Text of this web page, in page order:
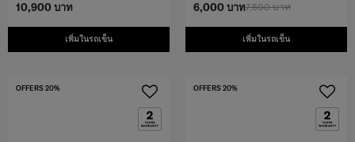
10,900 บาท
เพิ่มในรถเข็น
7,500 บาท
6,000 บาท
เพิ่มในรถเข็น
OFFERS 20% OFFERS 20%